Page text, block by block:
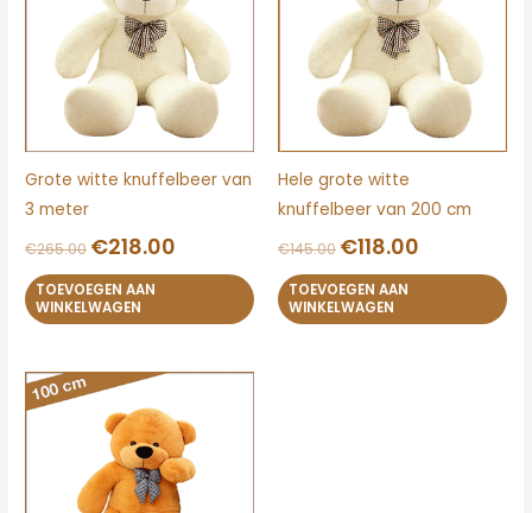
Grote witte knuffelbeer van
3 meter
€265.00 €218.00
TOEVOEGEN AAN
WINKELWAGEN
Hele grote witte
knuffelbeer van 200 cm
€145.00 €118.00
TOEVOEGEN AAN
WINKELWAGEN
Oorspronkelijke
prijs
was:
€44.95.
Huidige
is:
€38.95.